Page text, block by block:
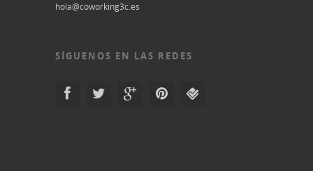
hola@coworking3c.es
SÍGUENOS EN LAS REDES